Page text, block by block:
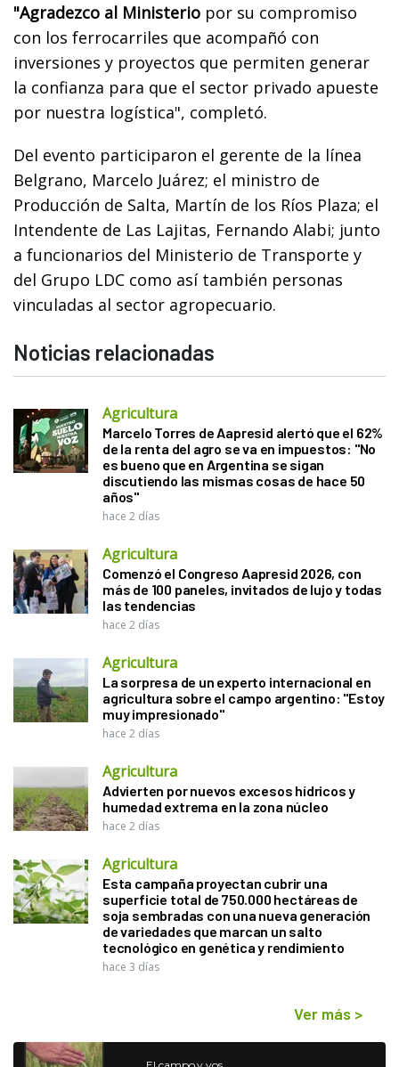
"Agradezco al Ministerio por su compromiso
con los ferrocarriles que acompañó con
inversiones y proyectos que permiten generar
la confianza para que el sector privado apueste
por nuestra logística", completó.
Del evento participaron el gerente de la línea
Belgrano, Marcelo Juárez; el ministro de
Producción de Salta, Martín de los Ríos Plaza; el
Intendente de Las Lajitas, Fernando Alabi; junto
a funcionarios del Ministerio de Transporte y
del Grupo LDC como así también personas
vinculadas al sector agropecuario.
Noticias relacionadas
Agricultura
Marcelo Torres de Aapresid alertó que el 62%
de la renta del agro se va en impuestos: "No
es bueno que en Argentina se sigan
discutiendo las mismas cosas de hace 50
años"
hace 2 días
Agricultura
Comenzó el Congreso Aapresid 2026, con
más de 100 paneles, invitados de lujo y todas
las tendencias
hace 2 días
Agricultura
La sorpresa de un experto internacional en
agricultura sobre el campo argentino: "Estoy
muy impresionado"
hace 2 días
Agricultura
Advierten por nuevos excesos hídricos y
humedad extrema en la zona núcleo
hace 2 días
Agricultura
Esta campaña proyectan cubrir una
superficie total de 750.000 hectáreas de
soja sembradas con una nueva generación
de variedades que marcan un salto
tecnológico en genética y rendimiento
hace 3 días
Ver más >